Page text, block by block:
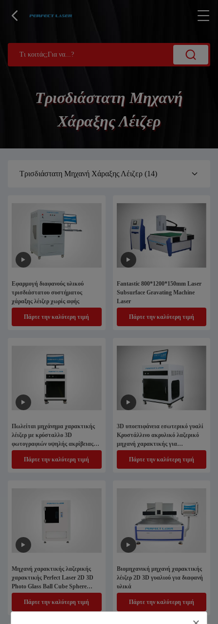
Τρισδιάστατη Μηχανή
Χάραξης Λέιζερ
Τρισδιάστατη Μηχανή Χάραξης Λέιζερ (14)
Εφαρμογή διαφανούς υλικού
τρισδιάστατου συστήματος
χάραξης λέιζερ χωρίς αφής
Πάρτε την καλύτερη τιμή
Fantastic 800*1200*150mm Laser
Subsurface Gravating Machine
Laser
Πάρτε την καλύτερη τιμή
Πωλείται μηχάνημα χαρακτικής
λέιζερ με κρύσταλλο 3D
φωτογραφιών υψηλής ακρίβειας
για γυαλί
Πάρτε την καλύτερη τιμή
3D υποεπιφάνεια εσωτερικό γυαλί
Κρυστάλλινο ακρυλικό λαζερικό
μηχανή χαρακτικής για
προσαρμοσμένες εικόνες
Πάρτε την καλύτερη τιμή
Μηχανή χαρακτικής λαζερικής
χαρακτικής Perfect Laser 2D 3D
Photo Glass Ball Cube Sphere
Acrylic Laser Εσωτερική
κρύσταλλική επιφάνεια
Πάρτε την καλύτερη τιμή
Βιομηχανική μηχανή χαρακτικής
λέιζερ 2D 3D γυαλιού για διαφανή
υλικά
Πάρτε την καλύτερη τιμή